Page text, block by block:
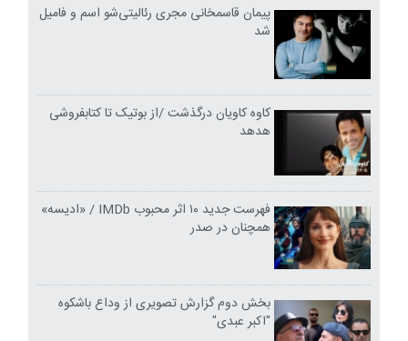
پیمان قاسمخانی مجری رئالیتی‌شو اسم و فامیل
شد
کاوه کاویان درگذشت /از بوتیک تا کتابفروشی
هدهد
فهرست جدید ۱۰ اثر محبوب IMDb / «ادیسه»
همچنان در صدر
بخش دوم گزارش تصویری از وداع باشکوه
"اکبر عبدی"